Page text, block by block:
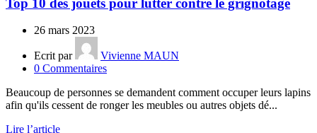
26 mars 2023
Ecrit par
Vivienne MAUN
0 Commentaires
Beaucoup de personnes se demandent comment occuper leurs lapins
afin qu'ils cessent de ronger les meubles ou autres objets dé...
Lire l’article